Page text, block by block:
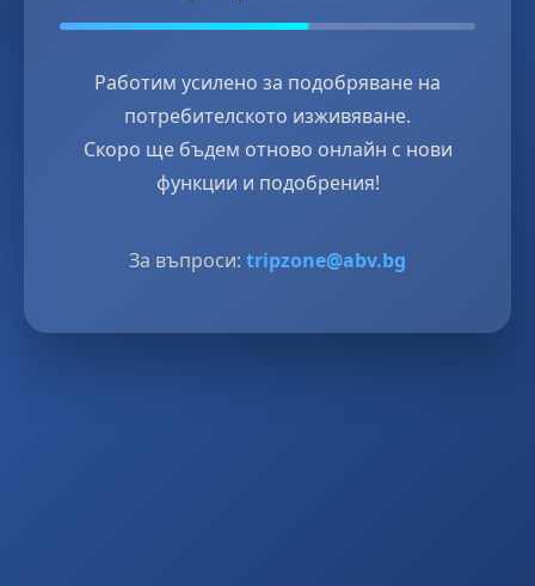
Работим усилено за подобряване на
потребителското изживяване.
Скоро ще бъдем отново онлайн с нови
функции и подобрения!
За въпроси: tripzone@abv.bg